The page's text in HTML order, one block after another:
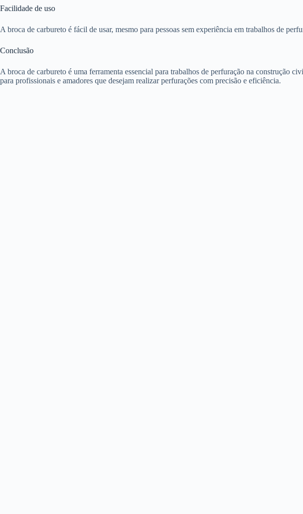
Facilidade de uso
A broca de carbureto é fácil de usar, mesmo para pessoas sem experiência em trabalhos de
Conclusão
A broca de carbureto é uma ferramenta essencial para trabalhos de perfuração na construção
para profissionais e amadores que desejam realizar perfurações com precisão e eficiência.